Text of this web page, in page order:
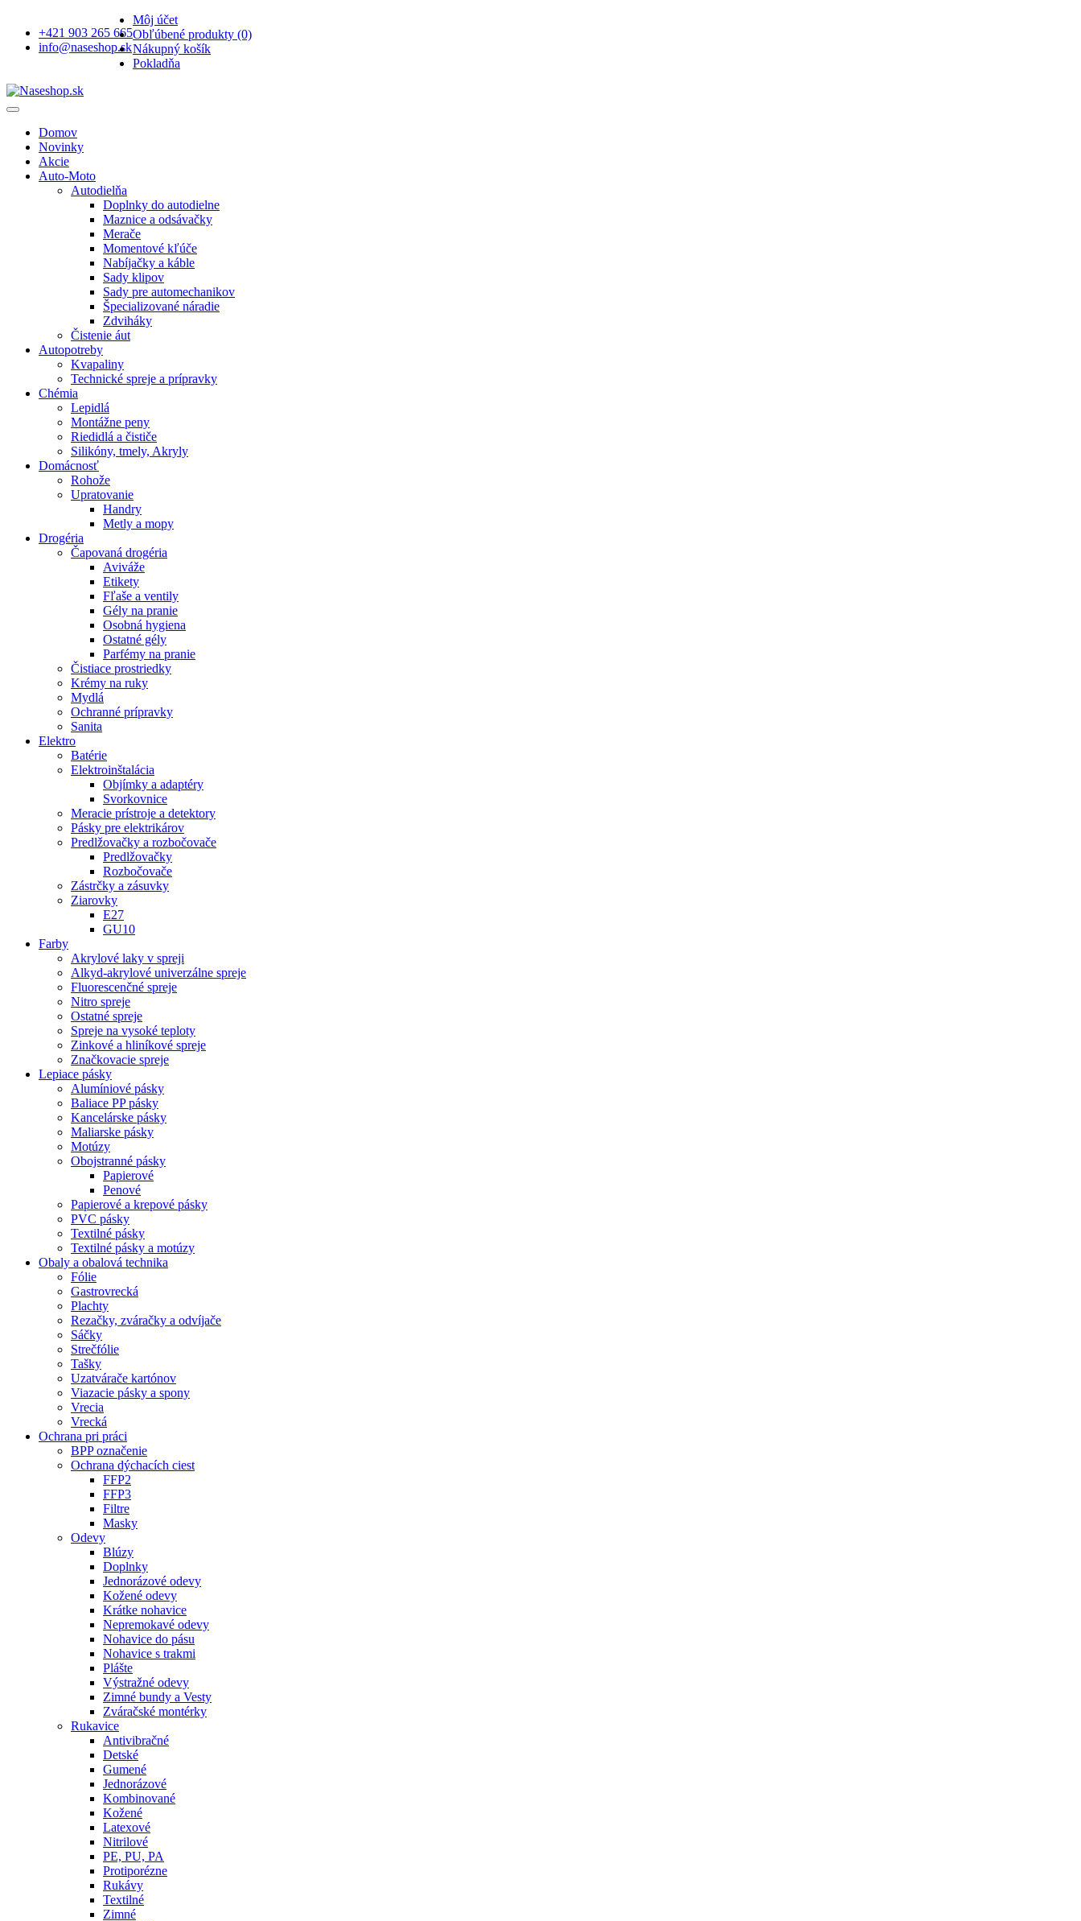
+421 903 265 665
info@naseshop.sk
Môj účet
Obľúbené produkty (0)
Nákupný košík
Pokladňa
Domov
Novinky
Akcie
Auto-Moto
Autodielňa
Doplnky do autodielne
Maznice a odsávačky
Merače
Momentové kľúče
Nabíjačky a káble
Sady klipov
Sady pre automechanikov
Špecializované náradie
Zdviháky
Čistenie áut
Autopotreby
Kvapaliny
Technické spreje a prípravky
Chémia
Lepidlá
Montážne peny
Riedidlá a čističe
Silikóny, tmely, Akryly
Domácnosť
Rohože
Upratovanie
Handry
Metly a mopy
Drogéria
Čapovaná drogéria
Aviváže
Etikety
Fľaše a ventily
Gély na pranie
Osobná hygiena
Ostatné gély
Parfémy na pranie
Čistiace prostriedky
Krémy na ruky
Mydlá
Ochranné prípravky
Sanita
Elektro
Batérie
Elektroinštalácia
Objímky a adaptéry
Svorkovnice
Meracie prístroje a detektory
Pásky pre elektrikárov
Predlžovačky a rozbočovače
Predlžovačky
Rozbočovače
Zástrčky a zásuvky
Ziarovky
E27
GU10
Farby
Akrylové laky v spreji
Alkyd-akrylové univerzálne spreje
Fluorescenčné spreje
Nitro spreje
Ostatné spreje
Spreje na vysoké teploty
Zinkové a hliníkové spreje
Značkovacie spreje
Lepiace pásky
Alumíniové pásky
Baliace PP pásky
Kancelárske pásky
Maliarske pásky
Motúzy
Obojstranné pásky
Papierové
Penové
Papierové a krepové pásky
PVC pásky
Textilné pásky
Textilné pásky a motúzy
Obaly a obalová technika
Fólie
Gastrovrecká
Plachty
Rezačky, zváračky a odvíjače
Sáčky
Strečfólie
Tašky
Uzatvárače kartónov
Viazacie pásky a spony
Vrecia
Vrecká
Ochrana pri práci
BPP označenie
Ochrana dýchacích ciest
FFP2
FFP3
Filtre
Masky
Odevy
Blúzy
Doplnky
Jednorázové odevy
Kožené odevy
Krátke nohavice
Nepremokavé odevy
Nohavice do pásu
Nohavice s trakmi
Plášte
Výstražné odevy
Zimné bundy a Vesty
Zváračské montérky
Rukavice
Antivibračné
Detské
Gumené
Jednorázové
Kombinované
Kožené
Latexové
Nitrilové
PE, PU, PA
Protiporézne
Rukávy
Textilné
Zimné